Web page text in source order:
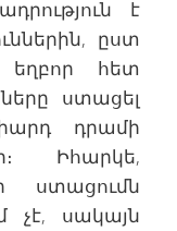
է
ըստ
հետ
ստացել
դրամի
Իհարկե,
ստացումն
չէ, սակայն